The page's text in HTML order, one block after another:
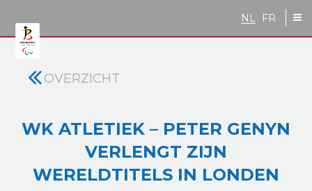
NL FR
OVERZICHT
WK ATLETIEK – PETER GENYN
VERLENGT ZIJN
WERELDTITELS IN LONDEN